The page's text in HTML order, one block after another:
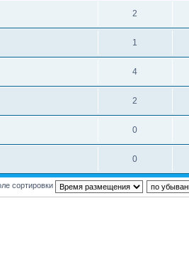
2
1
4
2
0
0
сортировки